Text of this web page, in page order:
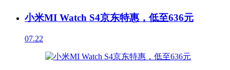
小米MI Watch S4京东特惠，低至636元
07.22